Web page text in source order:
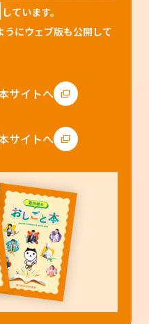
しています。
うにウェブ版も公開して
サイトへ
サイトへ